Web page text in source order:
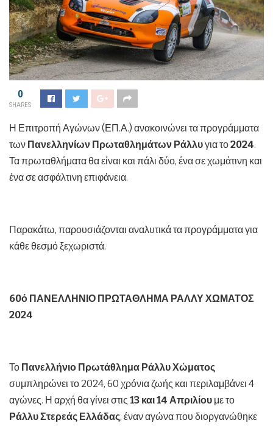
0
SHARES
Η Επιτροπή Αγώνων (ΕΠ.Α.) ανακοινώνει τα προγράμματα
των Πανελληνίων Πρωταθλημάτων Ράλλυγια το2024.
Τα πρωταθλήματα θα είναι και πάλι δύο, ένα σε χωμάτινη και
ένα σε ασφάλτινη επιφάνεια.
Παρακάτω, παρουσιάζονται αναλυτικά τα προγράμματα για
κάθε θεσμό ξεχωριστά.
60ό ΠΑΝΕΛΛΗΝΙΟ ΠΡΩΤΑΘΛΗΜΑ ΡΑΛΛΥ ΧΩΜΑΤΟΣ
2024
Το Πανελλήνιο Πρωτάθλημα Ράλλυ Χώματος
συμπληρώνει το 2024, 60 χρόνια ζωής και περιλαμβάνει 4
αγώνες. Η αρχή θα γίνει στις 13 και 14 Απριλίου με το
Ράλλυ Στερεάς Ελλάδας, έναν αγώνα που διοργανώθηκε